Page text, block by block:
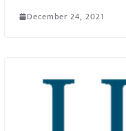
December 24, 2021